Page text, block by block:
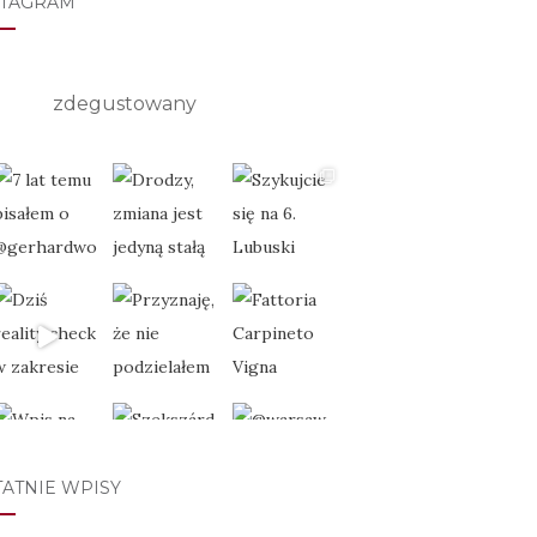
zdegustowany
WPISY